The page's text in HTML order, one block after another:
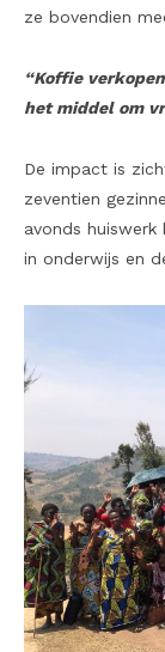
ze bovendien
“Koffie
het middel om
De impact is
zeventien
avonds huiswerk
in onderwijs en